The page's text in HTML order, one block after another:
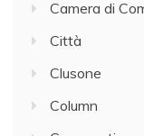
Camera di
Città
Clusone
Column